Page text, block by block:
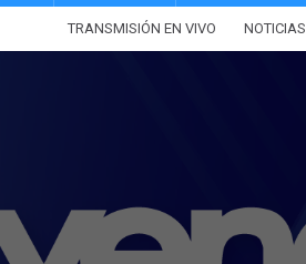
TRANSMISIÓN EN VIVO NOTICIAS